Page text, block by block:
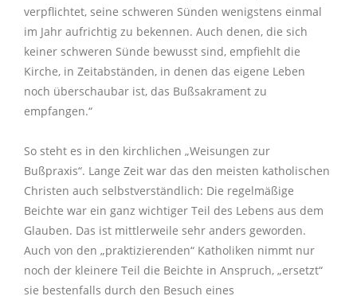
verpflichtet, seine schweren Sünden wenigstens einmal
im Jahr aufrichtig zu bekennen. Auch denen, die sich
keiner schweren Sünde bewusst sind, empfiehlt die
Kirche, in Zeitabständen, in denen das eigene Leben
noch überschaubar ist, das Bußsakrament zu
empfangen.“
So steht es in den kirchlichen „Weisungen zur
Bußpraxis“. Lange Zeit war das den meisten katholischen
Christen auch selbstverständlich: Die regelmäßige
Beichte war ein ganz wichtiger Teil des Lebens aus dem
Glauben. Das ist mittlerweile sehr anders geworden.
Auch von den „praktizierenden“ Katholiken nimmt nur
noch der kleinere Teil die Beichte in Anspruch, „ersetzt“
sie bestenfalls durch den Besuch eines